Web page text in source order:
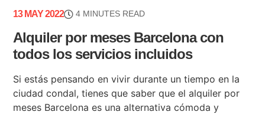
13 MAY 2022 4 MINUTES READ
Alquiler por meses Barcelona con
todos los servicios incluidos
Si estás pensando en vivir durante un tiempo en la
ciudad condal, tienes que saber que el alquiler por
meses Barcelona es una alternativa cómoda y